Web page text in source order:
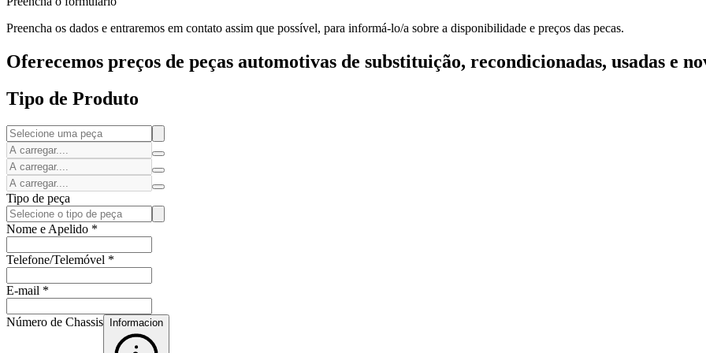
Preencha os dados e entraremos em contato assim que possível, para informá-lo/a sobre a disponibilidade e preços das pecas.
Oferecemos preços de peças automotivas de substituição, recondicionadas, usadas e
Tipo de Produto
Tipo de peça
Nome e Apelido *
Telefone/Telemóvel *
E-mail *
Número de Chassis Informacion